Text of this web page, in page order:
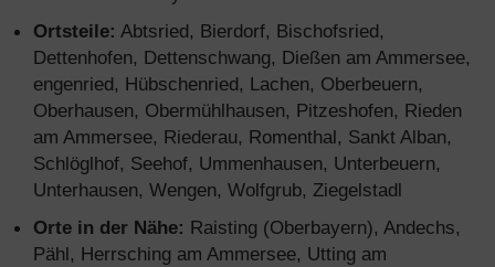
Ortsteile: Abtsried, Bierdorf, Bischofsried,
Dettenhofen, Dettenschwang, Dießen am Ammersee,
engenried, Hübschenried, Lachen, Oberbeuern,
Oberhausen, Obermühlhausen, Pitzeshofen, Rieden
am Ammersee, Riederau, Romenthal, Sankt Alban,
Schlöglhof, Seehof, Ummenhausen, Unterbeuern,
Unterhausen, Wengen, Wolfgrub, Ziegelstadl
Orte in der Nähe: Raisting (Oberbayern), Andechs,
Pähl, Herrsching am Ammersee, Utting am